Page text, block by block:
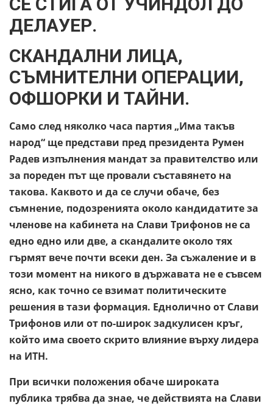
ДЕЛАУЕР.
СКАНДАЛНИ ЛИЦА,
СЪМНИТЕЛНИ ОПЕРАЦИИ,
ОФШОРКИ И ТАЙНИ.
Само след няколко часа партия „Има такъв
народ“ ще представи пред президента Румен
Радев изпълнения мандат за правителство или
за пореден път ще провали съставянето на
такова. Каквото и да се случи обаче, без
съмнение, подозренията около кандидатите за
членове на кабинета на Слави Трифонов не са
едно едно или две, а скандалите около тях
гърмят вече почти всеки ден. За съжаление и в
този момент на никого в държавата не е съвсем
ясно, как точно се взимат политическите
решения в тази формация. Еднолично от Слави
Трифонов или от по-широк задкулисен кръг,
който има своето скрито влияние върху лидера
на ИТН.
При всички положения обаче широката
публика трябва да знае, че действията на Слави